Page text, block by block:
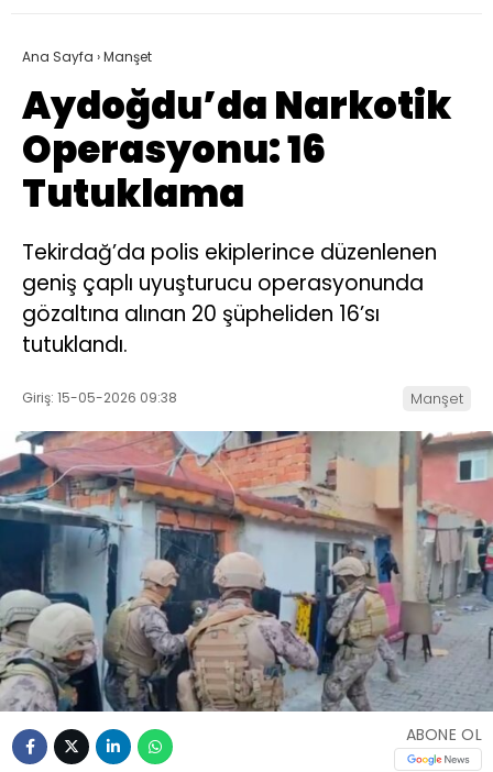
Ana Sayfa ›Manşet
Aydoğdu’da Narkotik
Operasyonu: 16
Tutuklama
Tekirdağ’da polis ekiplerince düzenlenen
geniş çaplı uyuşturucu operasyonunda
gözaltına alınan 20 şüpheliden 16’sı
tutuklandı.
Giriş: 15-05-2026 09:38 Manşet
ABONE OL